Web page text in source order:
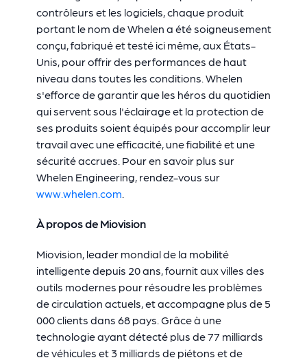
contrôleurs et les logiciels, chaque produit
portant le nom de Whelen a été soigneusement
conçu, fabriqué et testé ici même, aux États-
Unis, pour offrir des performances de haut
niveau dans toutes les conditions. Whelen
s'efforce de garantir que les héros du quotidien
qui servent sous l'éclairage et la protection de
ses produits soient équipés pour accomplir leur
travail avec une efficacité, une fiabilité et une
sécurité accrues. Pour en savoir plus sur
Whelen Engineering, rendez-vous sur
www.whelen.com.
À propos de Miovision
Miovision, leader mondial de la mobilité
intelligente depuis 20 ans, fournit aux villes des
outils modernes pour résoudre les problèmes
de circulation actuels, et accompagne plus de 5
000 clients dans 68 pays. Grâce à une
technologie ayant détecté plus de 77 milliards
de véhicules et 3 milliards de piétons et de